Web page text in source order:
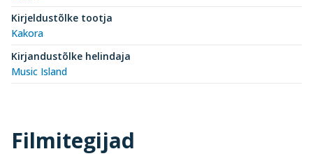
Kirjeldustõlke tootja
Kakora
Kirjandustõlke helindaja
Music Island
Filmitegijad